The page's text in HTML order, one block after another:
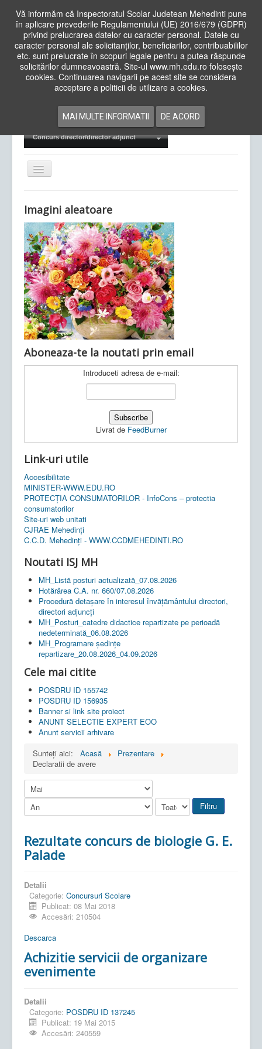
Vă informăm că Inspectoratul Scolar Judetean Mehedinti pune
în aplicare prevederile Regulamentului (UE) 2016/679 (GDPR)
privind prelucrarea datelor cu caracter personal. Datele cu
caracter personal ale solicitanților, beneficiarilor, contribuabililor
etc. sunt prelucrate în scopuri legale pentru a putea răspunde
solicitărilor dumneavoastră. Site-ul www.mh.edu.ro folosește
cookies. Continuarea navigarii pe acest site se considera
acceptare a politicii de utilizare a cookies.
MAI MULTE INFORMATII DE ACORD
Cauta
in
siteAcasa Cadre Didactice
Examene Naționale
Concurs director/director adjunct
Comută
navigarea
Ultimele articole: Vi, 04.11.2022 -Inspectoratul Școlar
Județean Mehedinți
Imagini aleatoare
Aboneaza-te la noutati prin email
Introduceti adresa de e-mail:
Livrat de FeedBurner
Link-uri utile
Accesibilitate
MINISTER-WWW.EDU.RO
PROTECȚIA CONSUMATORILOR - InfoCons – protectia
consumatorilor
Site-uri web unitati
CJRAE Mehedinți
C.C.D. Mehedinţi - WWW.CCDMEHEDINTI.RO
Noutati ISJ MH
MH_Listă posturi actualizată_07.08.2026
Hotărârea C.A. nr. 660/07.08.2026
Procedură detașare în interesul învățământului directori,
directori adjuncți
MH_Posturi_catedre didactice repartizate pe perioadă
nedeterminată_06.08.2026
MH_Programare ședințe
repartizare_20.08.2026_04.09.2026
Cele mai citite
POSDRU ID 155742
POSDRU ID 156935
Banner si link site proiect
ANUNT SELECTIE EXPERT EOO
Anunt servicii arhivare
Sunteți aici:
Acasă
Prezentare
Declaratii de avere
Filtru
Rezultate concurs de biologie G. E.
Palade
Detalii
Categorie: Concursuri Scolare
Publicat: 08 Mai 2018
Accesări: 210504
Descarca
Achizitie servicii de organizare
evenimente
Detalii
Categorie: POSDRU ID 137245
Publicat: 19 Mai 2015
Accesări: 240559